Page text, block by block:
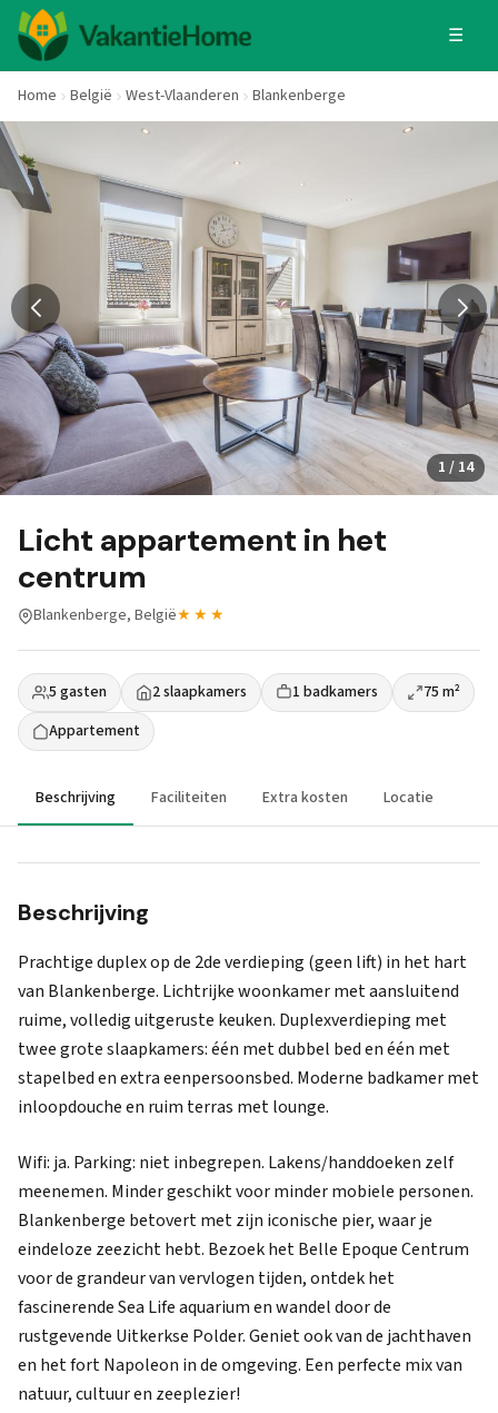
☰
Home België West-Vlaanderen Blankenberge
1 / 14
Licht appartement in het
centrum
Blankenberge, België★★★
5 gasten 2 slaapkamers 1 badkamers
75 m²
Appartement
Beschrijving Faciliteiten Extra kosten Locatie
Beschrijving
Prachtige duplex op de 2de verdieping (geen lift) in het hart
van Blankenberge. Lichtrijke woonkamer met aansluitend
ruime, volledig uitgeruste keuken. Duplexverdieping met
twee grote slaapkamers: één met dubbel bed en één met
stapelbed en extra eenpersoonsbed. Moderne badkamer met
inloopdouche en ruim terras met lounge.
Wifi: ja. Parking: niet inbegrepen. Lakens/handdoeken zelf
meenemen. Minder geschikt voor minder mobiele personen.
Blankenberge betovert met zijn iconische pier, waar je
eindeloze zeezicht hebt. Bezoek het Belle Epoque Centrum
voor de grandeur van vervlogen tijden, ontdek het
fascinerende Sea Life aquarium en wandel door de
rustgevende Uitkerkse Polder. Geniet ook van de jachthaven
en het fort Napoleon in de omgeving. Een perfecte mix van
natuur, cultuur en zeeplezier!